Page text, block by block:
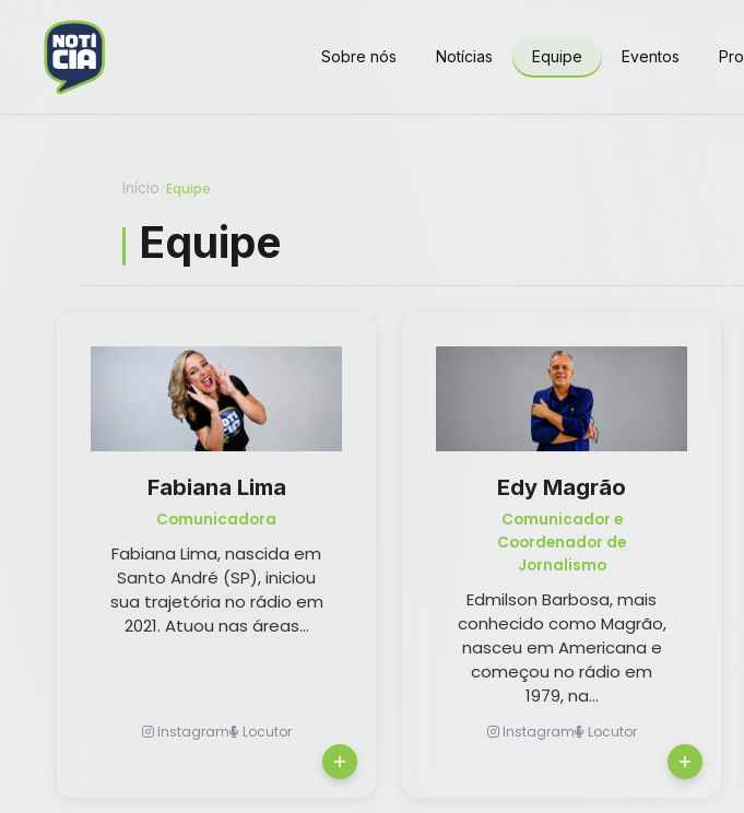
Sobre nós Notícias Equipe Eventos
Início Equipe
Equipe
Fabiana Lima
Comunicadora
Fabiana Lima, nascida em
Santo André (SP), iniciou
sua trajetória no rádio em
2021. Atuou nas áreas...
Instagram Locutor
Edy Magrão
Comunicador e
Coordenador de
Jornalismo
Edmilson Barbosa, mais
conhecido como Magrão,
nasceu em Americana e
começou no rádio em
1979, na...
Instagram Locutor